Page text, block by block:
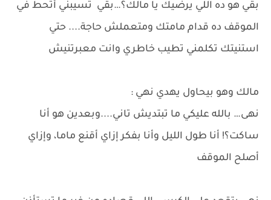
بقي هو ده اللي يرضيك يا مالك؟…بقي تسيبني أتحط في
الموقف ده قدام مامتك ومتعملش حاجة.... حتي
استنيتك تكلمني تطيب خاطري وانت معبرتنيش
مالك وهو بيحاول يهدي نهي :
نهى… بالله عليكي ما تبتديش تاني....وبعدين هو أنا
ساكت؟! أنا طول الليل وأنا بفكر إزاي أقنع ماما، وإزاي
أصلح الموقف